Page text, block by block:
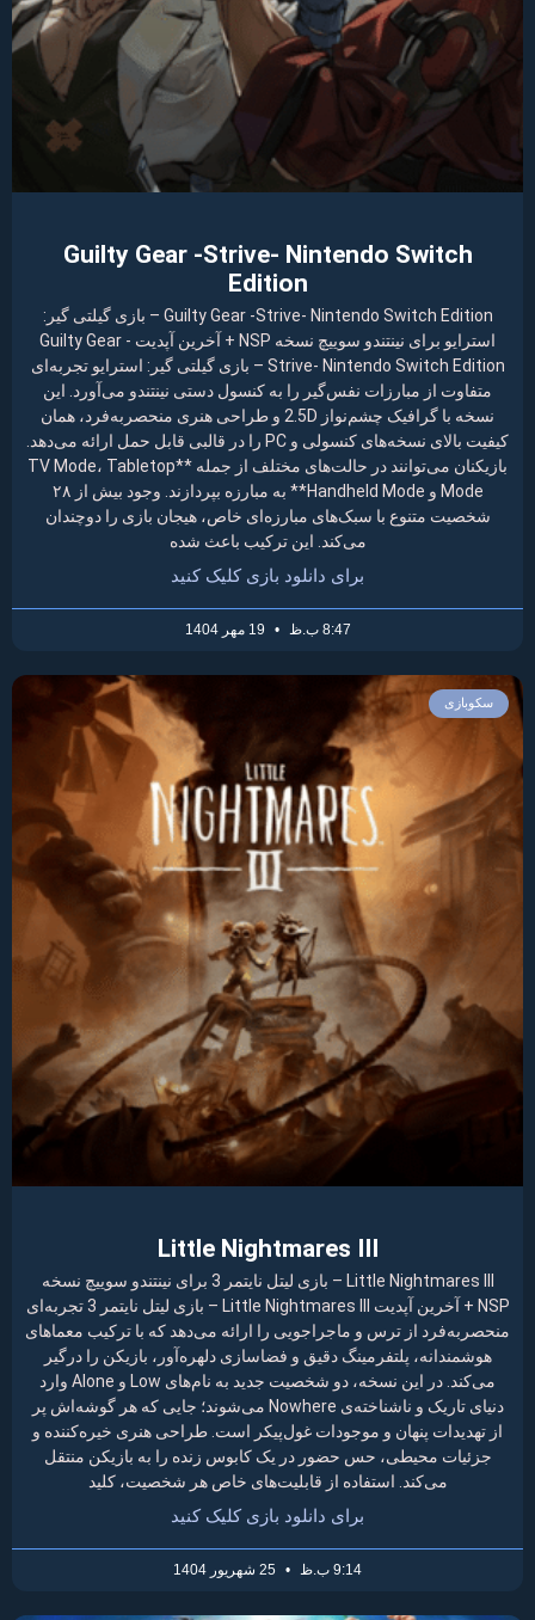
Guilty Gear -Strive- Nintendo Switch
Edition
Guilty Gear -Strive- Nintendo Switch Edition – بازی گیلتی گیر:
استرایو برای نینتندو سوییچ نسخه NSP + آخرین آپدیت Guilty Gear -
Strive- Nintendo Switch Edition – بازی گیلتی گیر: استرایو تجربه‌ای
متفاوت از مبارزات نفس‌گیر را به کنسول دستی نینتندو می‌آورد. این
نسخه با گرافیک چشم‌نواز 2.5D و طراحی هنری منحصربه‌فرد، همان
کیفیت بالای نسخه‌های کنسولی و PC را در قالبی قابل حمل ارائه می‌دهد.
بازیکنان می‌توانند در حالت‌های مختلف از جمله **TV Mode، Tabletop
Mode و Handheld Mode** به مبارزه بپردازند. وجود بیش از ۲۸
شخصیت متنوع با سبک‌های مبارزه‌ای خاص، هیجان بازی را دوچندان
می‌کند. این ترکیب باعث شده
برای دانلود بازی کلیک کنید
8:47 ب.ظ
سکوبازی
Little Nightmares III
Little Nightmares III – بازی لیتل نایتمر 3 برای نینتندو سوییچ نسخه
NSP + آخرین آپدیت Little Nightmares III – بازی لیتل نایتمر 3 تجربه‌ای
منحصربه‌فرد از ترس و ماجراجویی را ارائه می‌دهد که با ترکیب معماهای
هوشمندانه، پلتفرمینگ دقیق و فضاسازی دلهره‌آور، بازیکن را درگیر
می‌کند. در این نسخه، دو شخصیت جدید به نام‌های Low و Alone وارد
دنیای تاریک و ناشناخته‌ی Nowhere می‌شوند؛ جایی که هر گوشه‌اش پر
از تهدیدات پنهان و موجودات غول‌پیکر است. طراحی هنری خیره‌کننده و
جزئیات محیطی، حس حضور در یک کابوس زنده را به بازیکن منتقل
می‌کند. استفاده از قابلیت‌های خاص هر شخصیت، کلید
برای دانلود بازی کلیک کنید
9:14 ب.ظ